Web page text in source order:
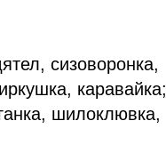
сизоворонка,
каравайка;
шилоклювка,